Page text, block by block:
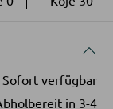
Sofort verfügbar
in 3-4